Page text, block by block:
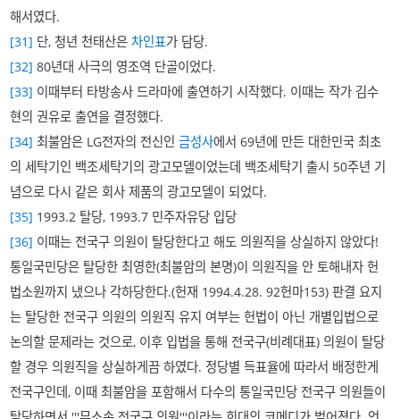
해서였다.
[31] 단, 청년 천태산은차인표가 담당.
[32] 80년대 사극의 영조역 단골이었다.
[33] 이때부터 타방송사 드라마에 출연하기 시작했다. 이때는 작가 김수
현의 권유로 출연을 결정했다.
[34] 최불암은 LG전자의 전신인금성사에서 69년에 만든 대한민국 최초
의 세탁기인 백조세탁기의 광고모델이었는데 백조세탁기 출시 50주년 기
념으로 다시 같은 회사 제품의 광고모델이 되었다.
[35] 1993.2 탈당, 1993.7 민주자유당 입당
[36] 이때는 전국구 의원이 탈당한다고 해도 의원직을 상실하지 않았다!
통일국민당은 탈당한 최영한(최불암의 본명)이 의원직을 안 토해내자 헌
법소원까지 냈으나 각하당한다.(헌재 1994.4.28. 92헌마153) 판결 요지
는 탈당한 전국구 의원의 의원직 유지 여부는 헌법이 아닌 개별입법으로
논의할 문제라는 것으로, 이후 입법을 통해 전국구(비례대표) 의원이 탈당
할 경우 의원직을 상실하게끔 하였다. 정당별 득표율에 따라서 배정한게
전국구인데, 이때 최불암을 포함해서 다수의 통일국민당 전국구 의원들이